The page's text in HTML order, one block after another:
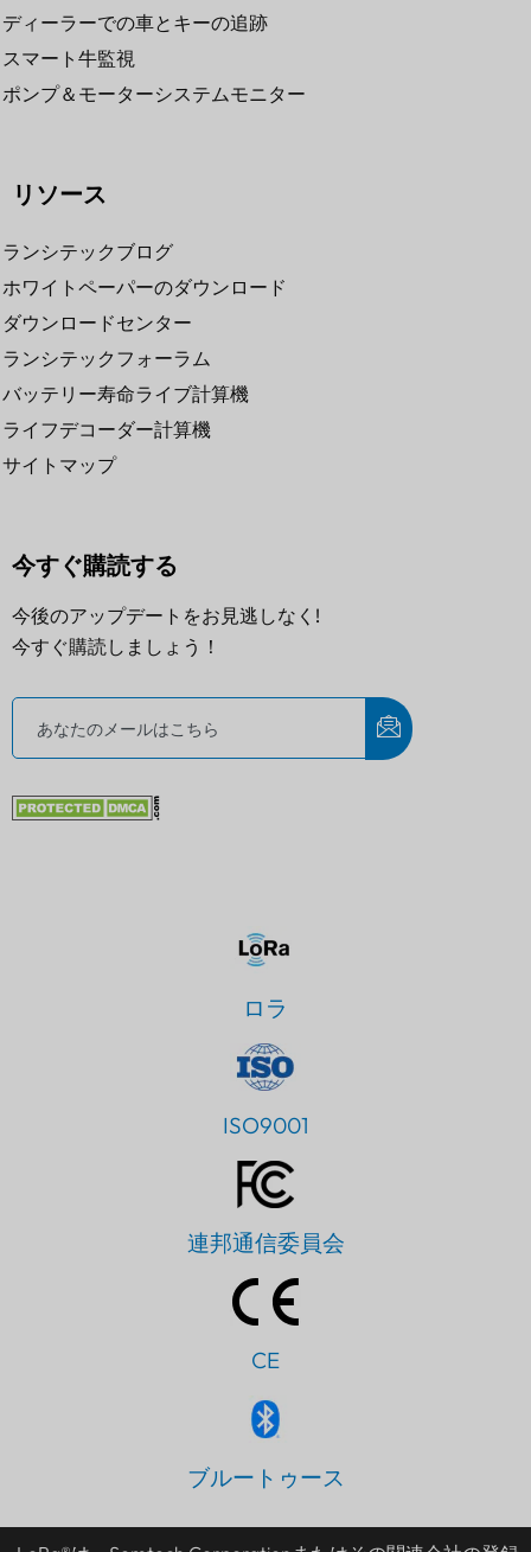
ディーラーでの車とキーの追跡
スマート牛監視
ポンプ＆モーターシステムモニター
リソース
ランシテックブログ
ホワイトペーパーのダウンロード
ダウンロードセンター
ランシテックフォーラム
バッテリー寿命ライブ計算機
ライフデコーダー計算機
サイトマップ
今すぐ購読する
今後のアップデートをお見逃しなく!
今すぐ購読しましょう！
ロラ
ISO9001
連邦通信委員会
CE
ブルートゥース
AR